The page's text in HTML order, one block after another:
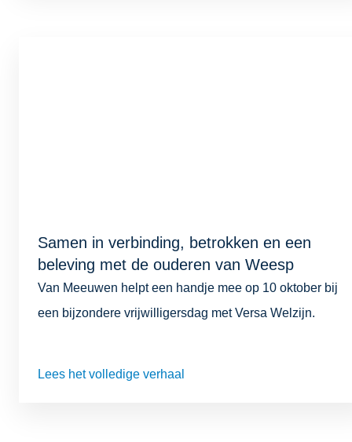
Samen in verbinding, betrokken en een
beleving met de ouderen van Weesp
Van Meeuwen helpt een handje mee op 10 oktober bij
een bijzondere vrijwilligersdag met Versa Welzijn.
Lees het volledige verhaal